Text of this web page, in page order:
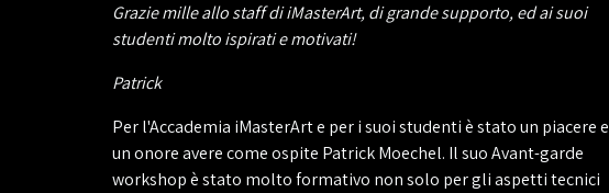
Grazie mille allo staff di iMasterArt, di grande supporto, ed ai suoi
studenti molto ispirati e motivati!
Patrick
Per l'Accademia iMasterArt e per i suoi studenti è stato un piacere e
un onore avere come ospite Patrick Moechel. Il suo Avant-garde
workshop è stato molto formativo non solo per gli aspetti tecnici